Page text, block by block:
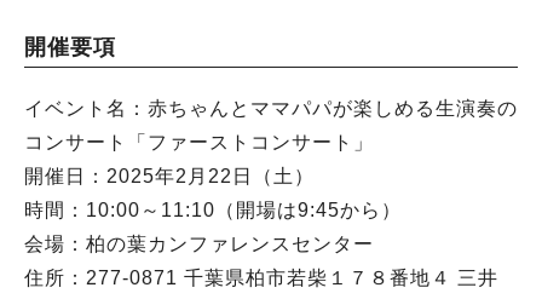
開催要項
イベント名：赤ちゃんとママパパが楽しめる生演奏の
コンサート「ファーストコンサート」
開催日：2025年2月22日（土）
時間：10:00～11:10（開場は9:45から）
会場：柏の葉カンファレンスセンター
住所：277-0871 千葉県柏市若柴１７８番地４ 三井